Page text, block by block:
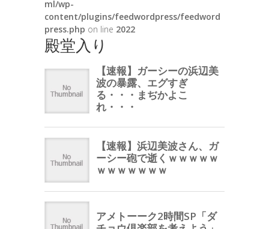
ml/wp-
content/plugins/feedwordpress/feedword
press.php on line 2022
殿堂入り